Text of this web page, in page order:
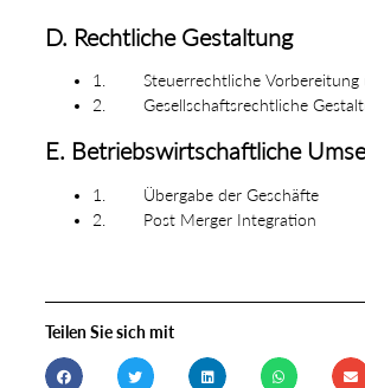
D. Rechtliche Gestaltung
1. Steuerrechtliche Vorbereitung
2. Gesellschaftsrechtliche
E. Betriebswirtschaftliche
1. Übergabe der Geschäfte
2. Post Merger Integration
Teilen Sie sich mit